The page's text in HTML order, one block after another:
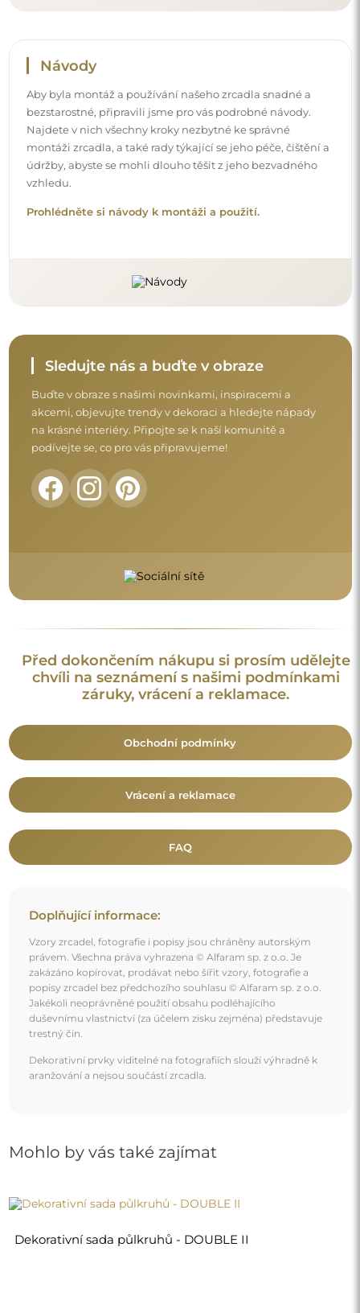
Návody
Aby byla montáž a používání našeho zrcadla snadné a
bezstarostné, připravili jsme pro vás podrobné návody.
Najdete v nich všechny kroky nezbytné ke správné
montáži zrcadla, a také rady týkající se jeho péče, čištění a
údržby, abyste se mohli dlouho těšit z jeho bezvadného
vzhledu.
Prohlédněte si návody k montáži a použití.
Sledujte nás a buďte v obraze
Buďte v obraze s našimi novinkami, inspiracemi a
akcemi, objevujte trendy v dekoraci a hledejte nápady
na krásné interiéry. Připojte se k naší komunitě a
podívejte se, co pro vás připravujeme!
Před dokončením nákupu si prosím udělejte
chvíli na seznámení s našimi podmínkami
záruky, vrácení a reklamace.
Obchodní podmínky
Vrácení a reklamace
FAQ
Doplňující informace:
Vzory zrcadel, fotografie i popisy jsou chráněny autorským
právem. Všechna práva vyhrazena © Alfaram sp. z o.o. Je
zakázáno kopírovat, prodávat nebo šířit vzory, fotografie a
popisy zrcadel bez předchozího souhlasu © Alfaram sp. z o.o.
Jakékoli neoprávněné použití obsahu podléhajícího
duševnímu vlastnictví (za účelem zisku zejména) představuje
trestný čin.
Dekorativní prvky viditelné na fotografiích slouží výhradně k
aranžování a nejsou součástí zrcadla.
Mohlo by vás také zajímat
Dekorativní sada půlkruhů - DOUBLE II